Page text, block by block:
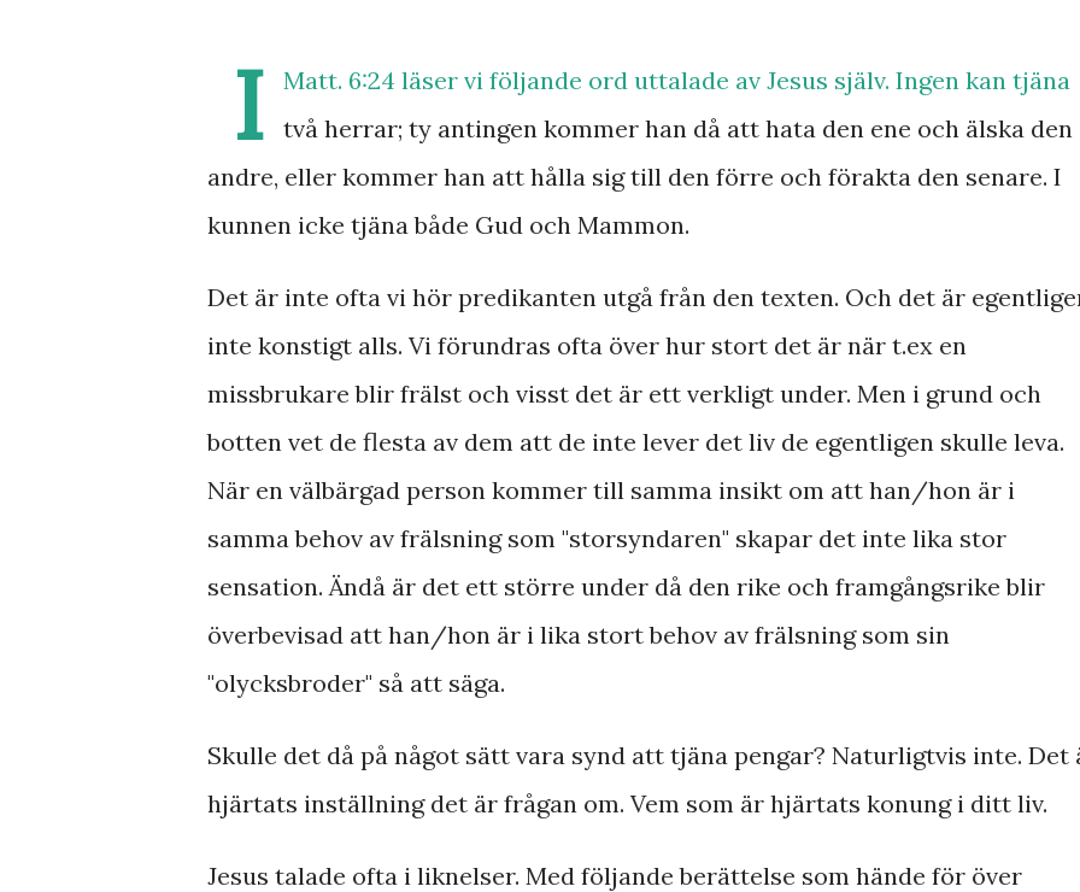
I
Matt. 6:24 läser vi följande ord uttalade av Jesus själv. Ingen kan tjäna
två herrar; ty antingen kommer han då att hata den ene och älska den
andre, eller kommer han att hålla sig till den förre och förakta den senare. I
kunnen icke tjäna både Gud och Mammon.
Det är inte ofta vi hör predikanten utgå från den texten. Och det är
inte konstigt alls. Vi förundras ofta över hur stort det är när t.ex en
missbrukare blir frälst och visst det är ett verkligt under. Men i grund och
botten vet de flesta av dem att de inte lever det liv de egentligen skulle leva.
När en välbärgad person kommer till samma insikt om att han/hon är i
samma behov av frälsning som "storsyndaren" skapar det inte lika stor
sensation. Ändå är det ett större under då den rike och framgångsrike blir
överbevisad att han/hon är i lika stort behov av frälsning som sin
"olycksbroder" så att säga.
Skulle det då på något sätt vara synd att tjäna pengar? Naturligtvis inte. Det
hjärtats inställning det är frågan om. Vem som är hjärtats konung i ditt liv.
Jesus talade ofta i liknelser. Med följande berättelse som hände för över